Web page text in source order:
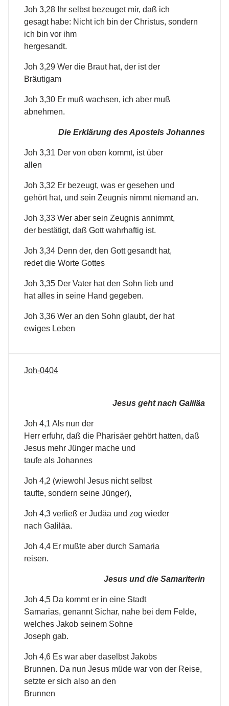
Joh 3,28 Ihr selbst bezeuget mir, daß ich
gesagt habe: Nicht ich bin der Christus, sondern
ich bin vor ihm
hergesandt.
Joh 3,29 Wer die Braut hat, der ist der
Bräutigam
Joh 3,30 Er muß wachsen, ich aber muß
abnehmen.
Die Erklärung des Apostels Johannes
Joh 3,31 Der von oben kommt, ist über
allen
Joh 3,32 Er bezeugt, was er gesehen und
gehört hat, und sein Zeugnis nimmt niemand an.
Joh 3,33 Wer aber sein Zeugnis annimmt,
der bestätigt, daß Gott wahrhaftig ist.
Joh 3,34 Denn der, den Gott gesandt hat,
redet die Worte Gottes
Joh 3,35 Der Vater hat den Sohn lieb und
hat alles in seine Hand gegeben.
Joh 3,36 Wer an den Sohn glaubt, der hat
ewiges Leben
Joh-0404
Jesus geht nach Galiläa
Joh 4,1 Als nun der
Herr erfuhr, daß die Pharisäer gehört hatten, daß
Jesus mehr Jünger mache und
taufe als Johannes
Joh 4,2 (wiewohl Jesus nicht selbst
taufte, sondern seine Jünger),
Joh 4,3 verließ er Judäa und zog wieder
nach Galiläa.
Joh 4,4 Er mußte aber durch Samaria
reisen.
Jesus und die Samariterin
Joh 4,5 Da kommt er in eine Stadt
Samarias, genannt Sichar, nahe bei dem Felde,
welches Jakob seinem Sohne
Joseph gab.
Joh 4,6 Es war aber daselbst Jakobs
Brunnen. Da nun Jesus müde war von der Reise,
setzte er sich also an den
Brunnen